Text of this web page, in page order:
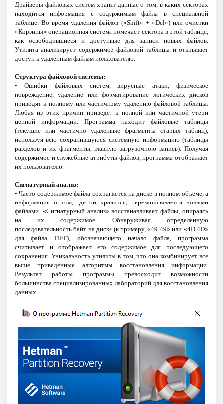
Драйверы файловых систем хранят данные о том, в каких секторах
находится информация с содержимым файла в специальной
таблице. Во время удаления файлов («Shift» + «Del») или очистки
«Корзины» операционная система помечает сектора в этой таблице,
как освободившиеся и доступные для записи новых файлов.
Утилита анализирует содержимое файловой таблицы и открывает
доступ к удаленным файлам пользователю.
Структура файловой системы:
• Ошибки файловых систем, вирусные атаки, физическое
повреждение, удаление или форматирование логических дисков
приводят к полному или частичному удалению файловой таблицы.
Любая из этих причин приведет к полной или частичной утери
ценной информации. Программа находит файловые таблицы
(текущие или частично удаленные фрагменты старых таблиц),
используя всю сохранившуюся системную информацию (таблицы
разделов и их фрагменты, главную загрузочною запись). Получая
содержимое и служебные атрибуты файлов, программа отображает
их пользователю.
Сигнатурный анализ:
• Часто содержимое файла сохраняется на диске в полном объеме, а
информация о том, где он хранится, перезаписывается новыми
файлами. «Сигнатурный анализ» восстанавливает файлы, опираясь
на их содержимое. Обнаруживая определенную
последовательность байт на диске (к примеру, «49 49» или «4D 4D»
для файла TIFF), обозначающего начало файла, программа
считывает и отображает его содержимое для последующего
сохранения. Уникальность утилиты в том, что она комбинирует все
выше приведенные алгоритмы восстановления информации.
Результат работы программы превосходит возможности
большинства специализированных лабораторий для восстановления
данных.